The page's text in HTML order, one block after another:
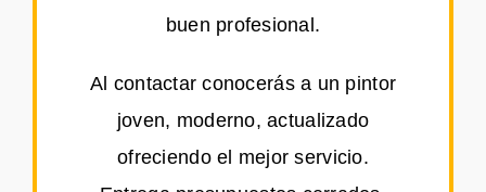
buen profesional.
Al contactar conocerás a un pintor
joven, moderno, actualizado
ofreciendo el mejor servicio.